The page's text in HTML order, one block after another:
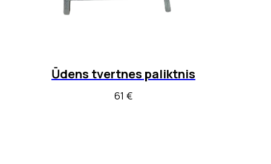
Ūdens tvertnes paliktnis
61 €